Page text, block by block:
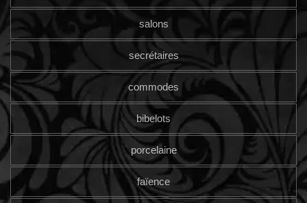
salons
secrétaires
commodes
bibelots
porcelaine
faïence